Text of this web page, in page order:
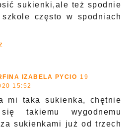
sukienki,ale też spodnie
szkole często w spodniach
IZABELA PYCIO 19
15:52
mi taka sukienka, chętnie
takiemu wygodnemu
sukienkami już od trzech